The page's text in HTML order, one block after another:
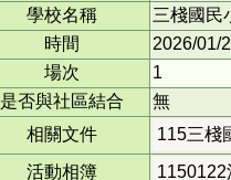
學校名稱
三棧國民
時間
2026/01/
場次
1
是否與社區結合
無
相關文件
115三棧
活動相簿